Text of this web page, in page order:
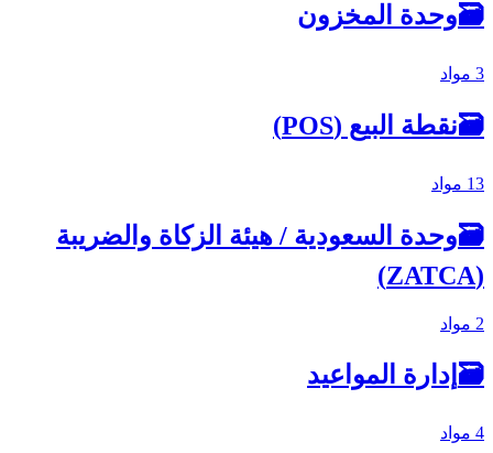
🗃وحدة المخزون
3 مواد
🗃نقطة البيع (POS)
13 مواد
🗃وحدة السعودية / هيئة الزكاة والضريبة
(ZATCA)
2 مواد
🗃إدارة المواعيد
4 مواد